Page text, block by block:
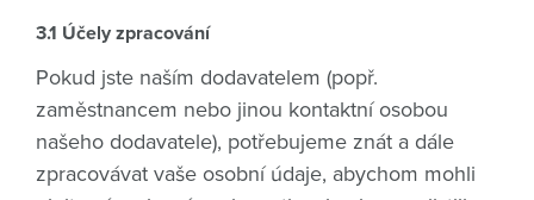
3.1 Účely zpracování
Pokud jste naším dodavatelem (popř.
zaměstnancem nebo jinou kontaktní osobou
našeho dodavatele), potřebujeme znát a dále
zpracovávat vaše osobní údaje, abychom mohli